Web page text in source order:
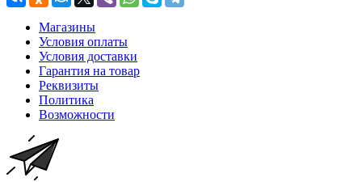
Магазины
Условия оплаты
Условия доставки
Гарантия на товар
Реквизиты
Политика
Возможности